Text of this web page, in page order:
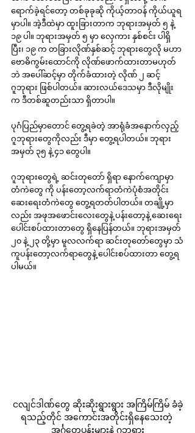
ရောက်ခဲ့ရင်တော့ တစ်ခုခုဆို ကိုယ့်တာဝန် ကိုယ်ယူရ
မှာပါ။ အဲ့ဒီထဲမှာ ထူးခြားတာက ဘုရားအမှတ် ၅ နဲ့
၁၉ ပါ။ ဘုရားအမှတ် ၅ မှာ လှေကား နှစ်စင်း ပါရှိ
ပြီး၊ ၁၉ က တခြားလိုဏ်နှစ်ဆင့် ဘုရားတွေလို မဟာ
ဗောဓိကွမ်းထောင်ကို လိုဏ်ဖောက်ထားတာမဟုတ်
ဘဲ အပေါ်ဆင့်မှာ တိုက်ခံထားတဲ့ လိုဏ် ၂ ဆင့်
ဂူဘုရား ဖြစ်ပါတယ်။ ဆားလယ်ဒေသမှာ ဒီလိုမျိုး
က ဒီတစ်ဆူတည်းသာ ရှိတာပါ။
ပုဂံပြည်မှာတောင် တွေ့ရခဲတဲ့ အာရုံခံအနောက်လှည့်
ဂူဘုရားတွေကိုလည်း ဒီမှာ တွေ့ရပါတယ်။ ဘုရား
အမှတ် ၃၅ နဲ့ ၄၁ တွေပါ။
ဂူဘုရားတွေရဲ့ ဆင်းတုတော် ရှိရာ နောက်ကျောမှာ
တံကဲတွေ ကို ပန်းတော့လက်ရာတံကဲပုံစံအတိုင်း
ဆေးရေးတံကဲတွေ တွေ့ရတတ်ပါတယ်။ တချို့မှာ
လည်း အဖုအဖောင်းလေးတွေနဲ့ ပန်းတော့နဲ့ ဆေးရေး
ပေါင်းစပ်ထားတာတွေ ရှိနေပြန်တယ်။ ဘုရားအမှတ်
၂၀ နဲ့ ၂၃ တို့မှာ မူလလက်ရာ ဆင်းတုတော်တွေမှာ သံ
ကူပန်းတော့လက်ရာတွေနဲ့ ပေါင်းစပ်ထားတာ တွေ့ရ
ပါမယ်။
ငလျင်ဒါဏ်တွေ ဆိုးဆိုးရွားရွား အကြိမ်ကြိမ် ခံခဲ့
ရသည့်တိုင် အကောင်းအတိုင်းရှိနေသေးတဲ့
အင်္ဂတေပန်းများနဲ့ ဂူဘုရား